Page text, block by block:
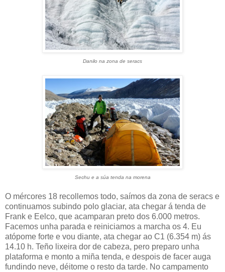
Danilo na zona de seracs
Sechu e a súa tenda na morena
O mércores 18 recollemos todo, saímos da zona de seracs e
continuamos subindo polo glaciar, ata chegar á tenda de
Frank e Eelco, que acamparan preto dos 6.000 metros.
Facemos unha parada e reiniciamos a marcha os 4. Eu
atópome forte e vou diante, ata chegar ao C1 (6.354 m) ás
14.10 h. Teño lixeira dor de cabeza, pero preparo unha
plataforma e monto a miña tenda, e despois de facer auga
fundindo neve, déitome o resto da tarde. No campamento